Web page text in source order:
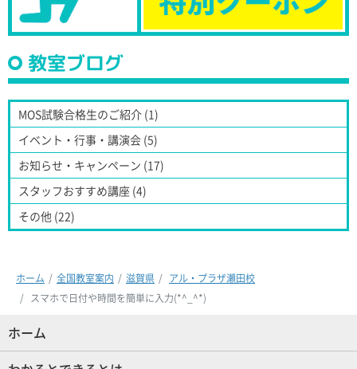
教室ブログ
MOS試験合格生のご紹介 (1)
イベント・行事・講演会 (5)
お知らせ・キャンペーン (17)
スタッフおすすめ講座 (4)
その他 (22)
ホーム 全国教室案内 滋賀県
アル・プラザ瀬田校
スマホで日付や時間を簡単に入力(*^_^*)
ホーム